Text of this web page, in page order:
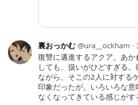
裏おっかむ ura__ockham
復讐に邁進するアクア。あ
しても、扱いがひどすぎる
ながら、そこの2人に対する
印象だったが。いろいろな
なくなってきている感じがす